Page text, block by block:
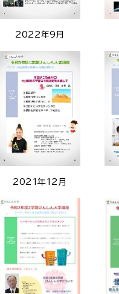
2022年9月
2021年12月